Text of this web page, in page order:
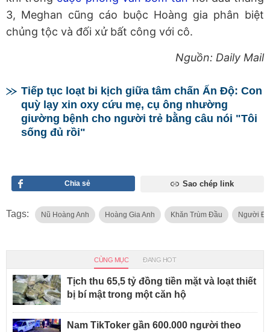
3, Meghan cũng cáo buộc Hoàng gia phân biệt
chủng tộc và đối xử bất công với cô.
Nguồn: Daily Mail
Tiếp tục loạt bi kịch giữa tâm chấn Ấn Độ: Con
quỳ lạy xin oxy cứu mẹ, cụ ông nhường
giường bệnh cho người trẻ bằng câu nói "Tôi
sống đủ rồi"
Chia sẻ Sao chép link
Tags: Nũ Hoàng Anh Hoàng Gia Anh Khăn Trùm Đầu Người
CÙNG MỤC ĐANG HOT
Tịch thu 65,5 tỷ đồng tiền mặt và loạt thiết
bị bí mật trong một căn hộ
Nam TikToker gần 600.000 người theo